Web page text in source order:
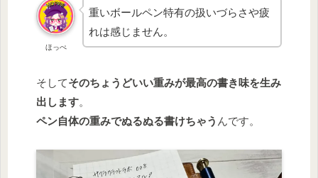
ほっぺ
重いボールペン特有の扱いづらさや疲
れは感じません。
そしてそのちょうどいい重みが最高の書き味を生み
出します。
ペン自体の重みでぬるぬる書けちゃう んです。